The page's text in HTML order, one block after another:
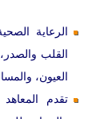
الرعاية
القلب
العيون،
تقدم